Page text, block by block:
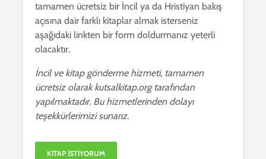
tamamen ücretsiz bir İncil ya da Hristiyan bakış
açısına dair farklı kitaplar almak isterseniz
aşağıdaki linkten bir form doldurmanız yeterli
olacaktır.
İncil ve kitap gönderme hizmeti, tamamen
ücretsiz olarak kutsalkitap.org tarafından
yapılmaktadır. Bu hizmetlerinden dolayı
teşekkürlerimizi sunarız.